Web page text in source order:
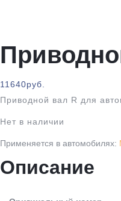
11640руб.
Приводной вал R для
Нет в наличии
Применяется в автомобилях:
Описание